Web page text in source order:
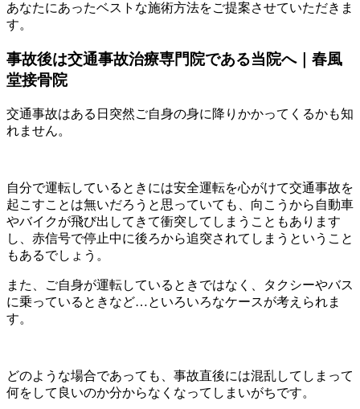
あなたにあったベストな施術方法をご提案させていただきま
す。
事故後は交通事故治療専門院である当院へ｜春風
堂接骨院
交通事故はある日突然ご自身の身に降りかかってくるかも知
れません。
自分で運転しているときには安全運転を心がけて交通事故を
起こすことは無いだろうと思っていても、向こうから自動車
やバイクが飛び出してきて衝突してしまうこともあります
し、赤信号で停止中に後ろから追突されてしまうということ
もあるでしょう。
また、ご自身が運転しているときではなく、タクシーやバス
に乗っているときなど…といろいろなケースが考えられま
す。
どのような場合であっても、事故直後には混乱してしまって
何をして良いのか分からなくなってしまいがちです。